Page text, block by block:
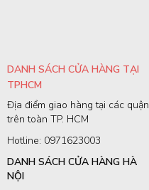
DANH SÁCH CỬA HÀNG TẠI
TPHCM
Địa điểm giao hàng tại các quận
trên toàn TP. HCM
Hotline: 0971623003
DANH SÁCH CỬA HÀNG HÀ
NỘI